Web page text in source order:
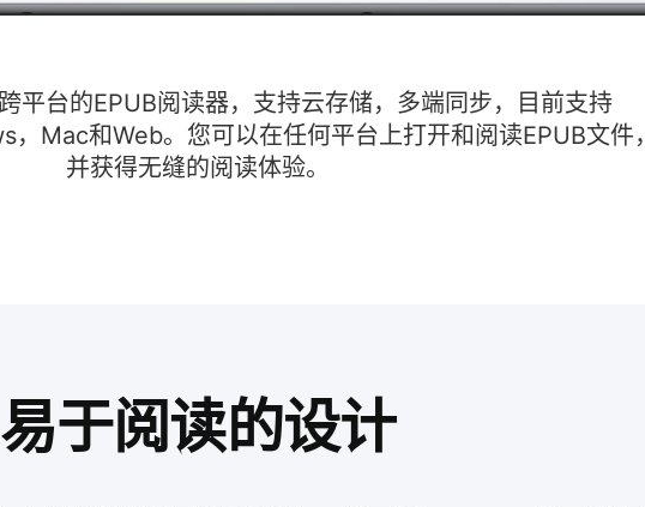
平台的EPUB阅读器，支持云存储，多端同步，目前支持
Mac和Web。您可以在任何平台上打开和阅读EPUB文件，
并获得无缝的阅读体验。
易于阅读的设计